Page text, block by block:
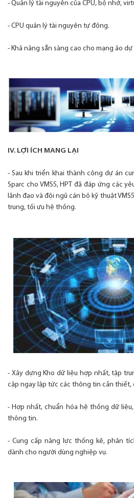
- Quản lý tài nguyên của CPU, bộ nhớ,
- CPU quản lý tài nguyên tự động.
- Khả năng sẵn sàng cao cho mạng ảo
IV. LỢI ÍCH MANG LẠI
- Sau khi triển khai thành công dự án
Sparc cho VMS5, HPT đã đáp ứng các
lãnh đạo và đội ngũ cán bộ kỹ thuật
trung, tối ưu hệ thống.
- Xây dựng Kho dữ liệu hợp nhất, tập
cập ngay lập tức các thông tin cần thiết,
- Hợp nhất, chuẩn hóa hệ thống dữ
thông tin.
- Cung cấp năng lực thống kê, phân
dành cho người dùng nghiệp vụ.